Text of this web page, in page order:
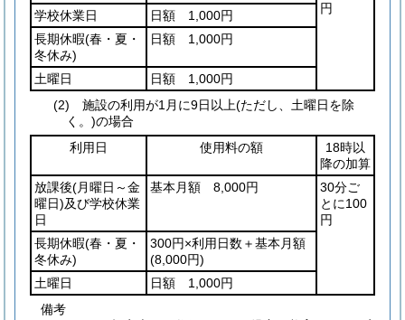
円
学校休業日
日額 1,000円
長期休暇(春・夏・
冬休み)
日額 1,000円
土曜日
日額 1,000円
(2) 施設の利用が1月に9日以上(ただし、土曜日を除
く。)の場合
利用日
使用料の額
18時以
降の加算
放課後(月曜日～金
曜日)及び学校休業
日
基本月額 8,000円
30分ご
とに100
円
長期休暇(春・夏・
冬休み)
300円×利用日数＋基本月額
(8,000円)
土曜日
日額 1,000円
備考